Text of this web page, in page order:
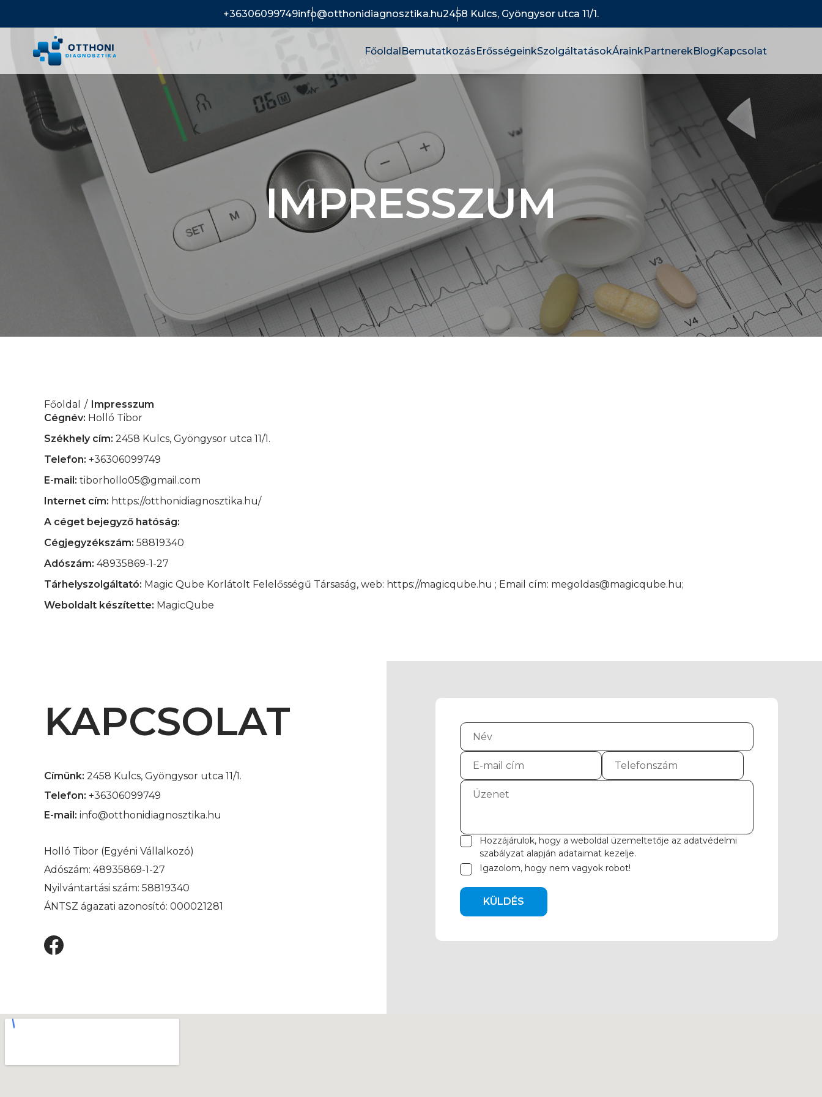
+36306099749info@otthonidiagnosztika.hu2458 Kulcs, Gyöngysor utca 11/1.
FőoldalBemutatkozásErősségeinkSzolgáltatásokÁrainkPartnerekBlogKapcsolat
IMPRESSZUM
Főoldal
Impresszum
Cégnév: Holló Tibor
Székhely cím: 2458 Kulcs, Gyöngysor utca 11/1.
Telefon: +36306099749
E-mail: tiborhollo05@gmail.com
Internet cím: https://otthonidiagnosztika.hu/
A céget bejegyző hatóság:
Cégjegyzékszám: 58819340
Adószám: 48935869-1-27
Tárhelyszolgáltató: Magic Qube Korlátolt Felelősségű Társaság, web: https://magicqube.hu ; Email cím: megoldas@magicqube.hu;
Weboldalt készítette: MagicQube
KAPCSOLAT
Címünk: 2458 Kulcs, Gyöngysor utca 11/1.
Telefon: +36306099749
E-mail: info@otthonidiagnosztika.hu
Holló Tibor (Egyéni Vállalkozó)
Adószám: 48935869-1-27
Nyilvántartási szám: 58819340
ÁNTSZ ágazati azonosító: 000021281
Hozzájárulok, hogy a weboldal üzemeltetője az adatvédelmi
szabályzat alapján adataimat kezelje.
Igazolom, hogy nem vagyok robot!
KÜLDÉS